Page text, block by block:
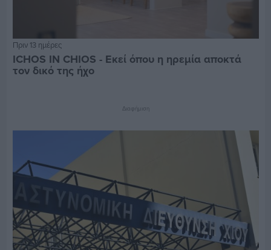
Πριν 13 ημέρες
ICHOS IN CHIOS - Εκεί όπου η ηρεμία αποκτά
τον δικό της ήχο
Διαφήμιση